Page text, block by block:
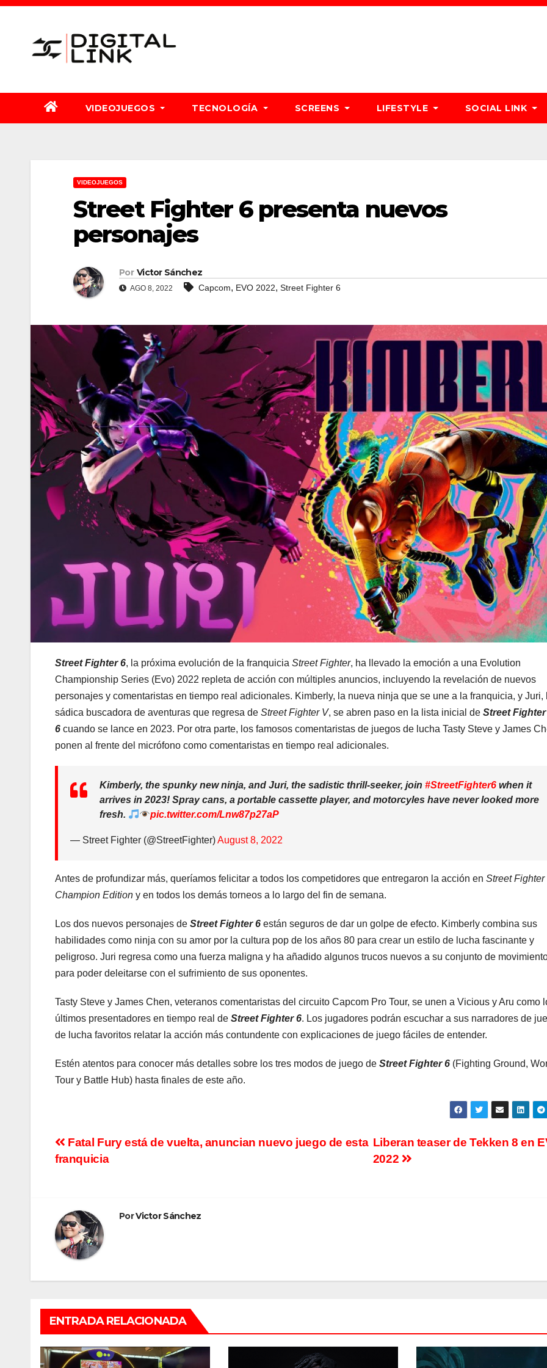
Saltar
contenido
VIDEOJUEGOS TECNOLOGÍA SCREENS LIFESTYLE SOCIAL LINK
VIDEOJUEGOS
Street Fighter 6 presenta nuevos
personajes
Por Victor Sánchez
AGO 8, 2022 Capcom, EVO 2022, Street Fighter 6
Street Fighter 6, la próxima evolución de la franquicia Street Fighter, ha llevado la emoción a una Evolution
Championship Series (Evo) 2022 repleta de acción con múltiples anuncios, incluyendo la revelación de nuevos
personajes y comentaristas en tiempo real adicionales. Kimberly, la nueva ninja que se une a la franquicia, y Juri,
sádica buscadora de aventuras que regresa de Street Fighter V, se abren paso en la lista inicial de Street Fighter
6 cuando se lance en 2023. Por otra parte, los famosos comentaristas de juegos de lucha Tasty Steve y James
ponen al frente del micrófono como comentaristas en tiempo real adicionales.
Kimberly, the spunky new ninja, and Juri, the sadistic thrill-seeker, join #StreetFighter6 when it
arrives in 2023! Spray cans, a portable cassette player, and motorcyles have never looked more
fresh.
pic.twitter.com/Lnw87p27aP
— Street Fighter (@StreetFighter)August 8, 2022
Antes de profundizar más, queríamos felicitar a todos los competidores que entregaron la acción en Street Fighter
Champion Edition y en todos los demás torneos a lo largo del fin de semana.
Los dos nuevos personajes de Street Fighter 6 están seguros de dar un golpe de efecto. Kimberly combina sus
habilidades como ninja con su amor por la cultura pop de los años 80 para crear un estilo de lucha fascinante y
peligroso. Juri regresa como una fuerza maligna y ha añadido algunos trucos nuevos a su conjunto de
para poder deleitarse con el sufrimiento de sus oponentes.
Tasty Steve y James Chen, veteranos comentaristas del circuito Capcom Pro Tour, se unen a Vicious y Aru como
últimos presentadores en tiempo real de Street Fighter 6. Los jugadores podrán escuchar a sus narradores de
de lucha favoritos relatar la acción más contundente con explicaciones de juego fáciles de entender.
Estén atentos para conocer más detalles sobre los tres modos de juego de Street Fighter 6 (Fighting Ground,
Tour y Battle Hub) hasta finales de este año.
Navegación
Liberan teaser de Tekken 8 en
2022
Fatal Fury está de vuelta, anuncian nuevo juego de esta
franquicia
PorVictor Sánchez
ENTRADA RELACIONADA